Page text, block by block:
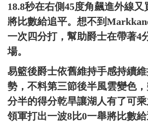
18.8秒在右側45度角飆進外線
將比數給追平。想不到
一次四分打，幫助爵士在帶著4
場。
易籃後爵士依舊維持手感持續
勢，不料第三節後半風雲變色
分半的得分乾旱讓湖人有了可
領軍打出一波8比0一舉將比數